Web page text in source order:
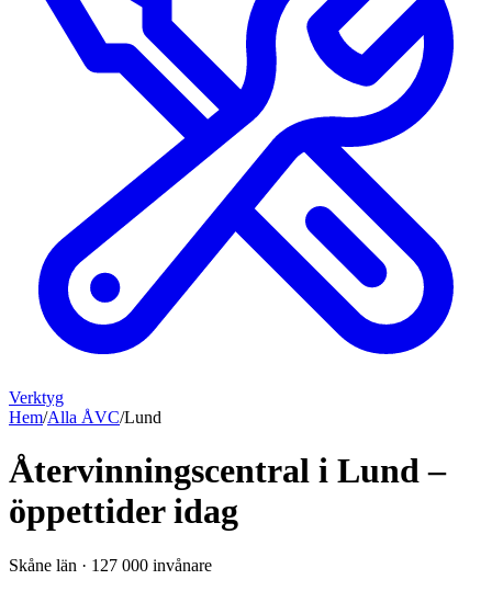
Verktyg
Hem/Alla ÅVC/Lund
Återvinningscentral i Lund –
öppettider idag
Skåne län · 127 000 invånare